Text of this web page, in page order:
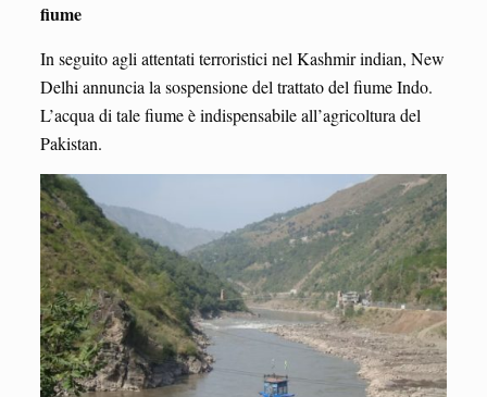
fiume
In seguito agli attentati terroristici nel Kashmir indian, New
Delhi annuncia la sospensione del trattato del fiume Indo.
L’acqua di tale fiume è indispensabile all’agricoltura del
Pakistan.